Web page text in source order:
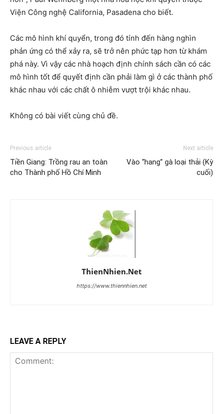
Viện Công nghệ California, Pasadena cho biết.
Các mô hình khí quyển, trong đó tính đến hàng nghìn
phản ứng có thể xảy ra, sẽ trở nên phức tạp hơn từ khám
phá này. Vì vậy các nhà hoạch định chính sách cần có các
mô hình tốt để quyết định cần phải làm gì ở các thành phố
khác nhau với các chất ô nhiễm vượt trội khác nhau.
Không có bài viết cùng chủ đề.
Previous article
Tiền Giang: Trồng rau an toàn
cho Thành phố Hồ Chí Minh
Next article
Vào “hang” gà loại thải (Kỳ
cuối)
ThienNhien.Net
https://www.thiennhien.net
LEAVE A REPLY